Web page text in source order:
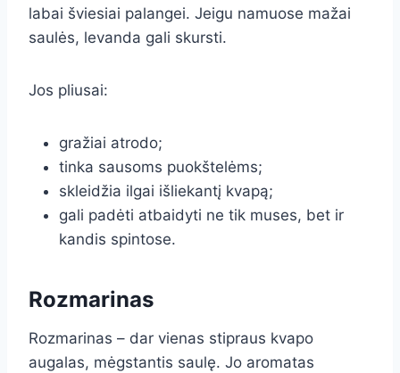
labai šviesiai palangei. Jeigu namuose mažai
saulės, levanda gali skursti.
Jos pliusai:
gražiai atrodo;
tinka sausoms puokštelėms;
skleidžia ilgai išliekantį kvapą;
gali padėti atbaidyti ne tik muses, bet ir
kandis spintose.
Rozmarinas
Rozmarinas – dar vienas stipraus kvapo
augalas, mėgstantis saulę. Jo aromatas